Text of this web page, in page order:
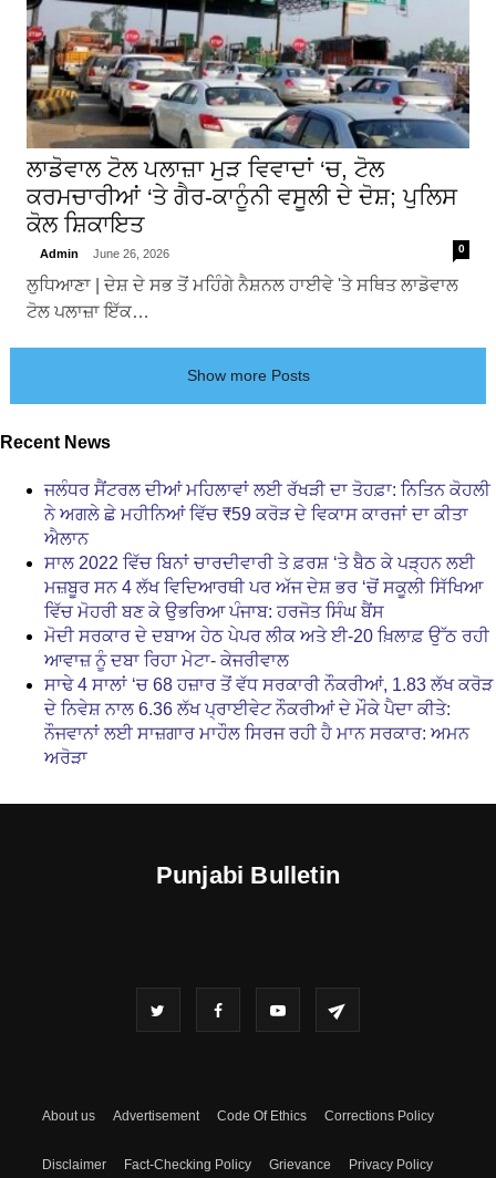
ਲਾਡੋਵਾਲ ਟੋਲ ਪਲਾਜ਼ਾ ਮੁੜ ਵਿਵਾਦਾਂ ‘ਚ, ਟੋਲ
ਕਰਮਚਾਰੀਆਂ ‘ਤੇ ਗੈਰ-ਕਾਨੂੰਨੀ ਵਸੂਲੀ ਦੇ ਦੋਸ਼; ਪੁਲਿਸ
ਕੋਲ ਸ਼ਿਕਾਇਤ
Admin June 26, 2026 0
ਲੁਧਿਆਣਾ | ਦੇਸ਼ ਦੇ ਸਭ ਤੋਂ ਮਹਿੰਗੇ ਨੈਸ਼ਨਲ ਹਾਈਵੇ 'ਤੇ ਸਥਿਤ ਲਾਡੋਵਾਲ
ਟੋਲ ਪਲਾਜ਼ਾ ਇੱਕ…
Show more Posts
Recent News
ਜਲੰਧਰ ਸੈਂਟਰਲ ਦੀਆਂ ਮਹਿਲਾਵਾਂ ਲਈ ਰੱਖੜੀ ਦਾ ਤੋਹਫ਼ਾ: ਨਿਤਿਨ ਕੋਹਲੀ
ਨੇ ਅਗਲੇ ਛੇ ਮਹੀਨਿਆਂ ਵਿੱਚ ₹59 ਕਰੋੜ ਦੇ ਵਿਕਾਸ ਕਾਰਜਾਂ ਦਾ ਕੀਤਾ
ਐਲਾਨ
ਸਾਲ 2022 ਵਿੱਚ ਬਿਨਾਂ ਚਾਰਦੀਵਾਰੀ ਤੇ ਫ਼ਰਸ਼ ‘ਤੇ ਬੈਠ ਕੇ ਪੜ੍ਹਨ ਲਈ
ਮਜ਼ਬੂਰ ਸਨ 4 ਲੱਖ ਵਿਦਿਆਰਥੀ ਪਰ ਅੱਜ ਦੇਸ਼ ਭਰ ‘ਚੋਂ ਸਕੂਲੀ ਸਿੱਖਿਆ
ਵਿੱਚ ਮੋਹਰੀ ਬਣ ਕੇ ਉਭਰਿਆ ਪੰਜਾਬ: ਹਰਜੋਤ ਸਿੰਘ ਬੈਂਸ
ਮੋਦੀ ਸਰਕਾਰ ਦੇ ਦਬਾਅ ਹੇਠ ਪੇਪਰ ਲੀਕ ਅਤੇ ਈ-20 ਖ਼ਿਲਾਫ਼ ਉੱਠ ਰਹੀ
ਆਵਾਜ਼ ਨੂੰ ਦਬਾ ਰਿਹਾ ਮੇਟਾ- ਕੇਜਰੀਵਾਲ
ਸਾਢੇ 4 ਸਾਲਾਂ ‘ਚ 68 ਹਜ਼ਾਰ ਤੋਂ ਵੱਧ ਸਰਕਾਰੀ ਨੌਕਰੀਆਂ, 1.83 ਲੱਖ ਕਰੋੜ
ਦੇ ਨਿਵੇਸ਼ ਨਾਲ 6.36 ਲੱਖ ਪ੍ਰਾਈਵੇਟ ਨੌਕਰੀਆਂ ਦੇ ਮੌਕੇ ਪੈਦਾ ਕੀਤੇ:
ਨੌਜਵਾਨਾਂ ਲਈ ਸਾਜ਼ਗਾਰ ਮਾਹੌਲ ਸਿਰਜ ਰਹੀ ਹੈ ਮਾਨ ਸਰਕਾਰ: ਅਮਨ
ਅਰੋੜਾ
Punjabi Bulletin
About us Advertisement Code Of Ethics Corrections Policy
Disclaimer Fact-Checking Policy Grievance Privacy Policy